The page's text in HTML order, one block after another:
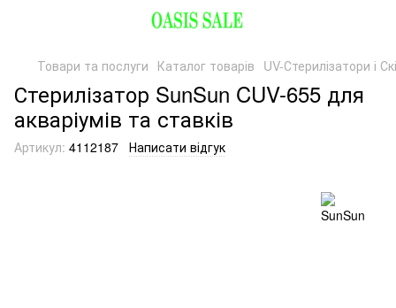
Товари та послуги Каталог товарів UV-Стерилізатори і
Стерилізатор SunSun CUV-655 для
акваріумів та ставків
Артикул: 4112187 Написати відгук